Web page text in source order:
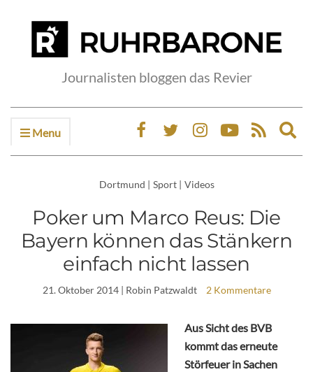
Journalisten bloggen das Revier
Menu
Dortmund | Sport | Videos
Poker um Marco Reus: Die
Bayern können das Stänkern
einfach nicht lassen
21. Oktober 2014| Robin Patzwaldt 2 Kommentare
Aus Sicht des BVB
kommt das erneute
Störfeuer in Sachen